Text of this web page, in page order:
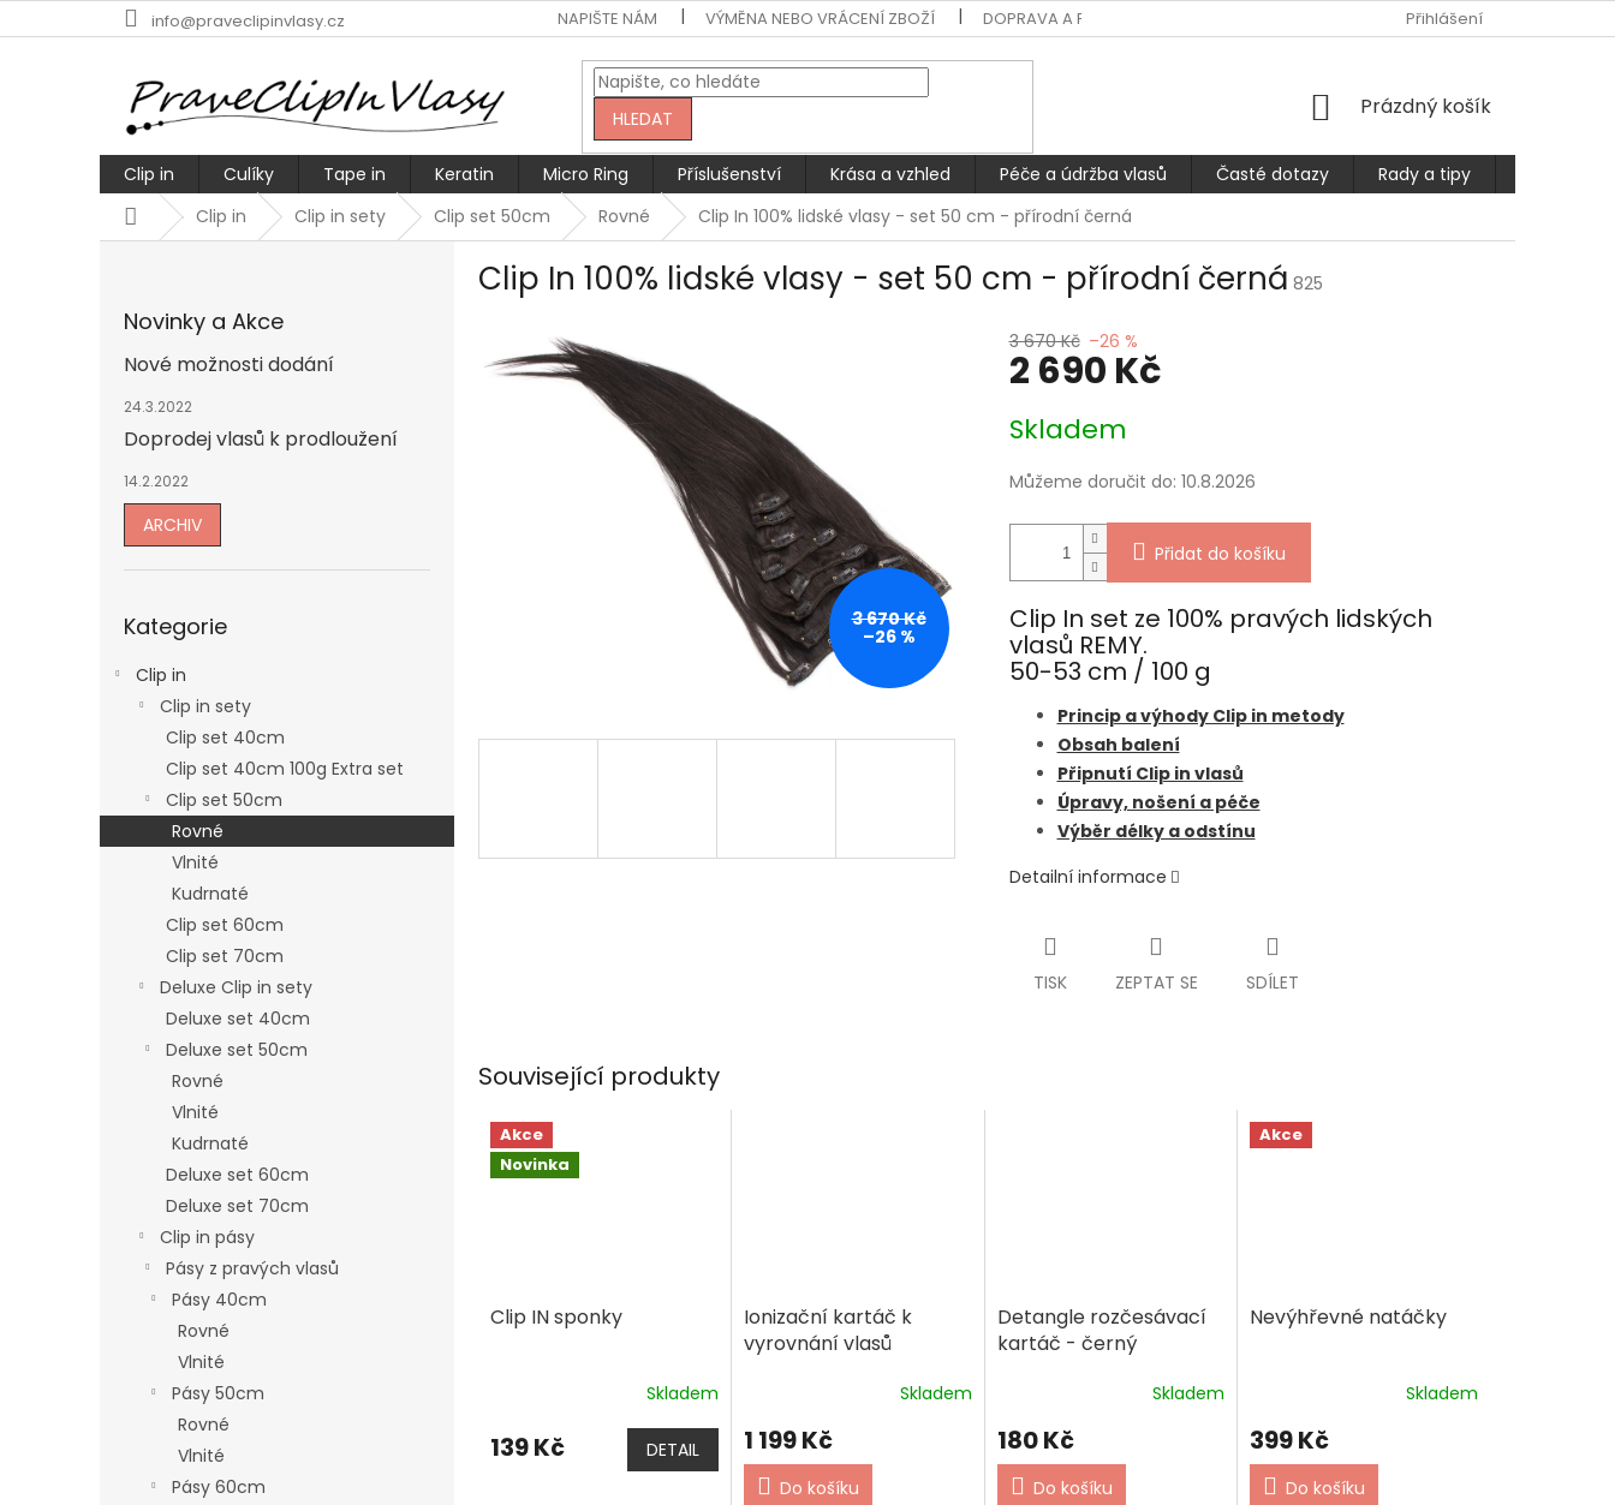
na
info@praveclipinvlasy.cz NAPIŠTE NÁM VÝMĚNA NEBO VRÁCENÍ ZBOŽÍ DOPRAVA A PLATBA OBCHODNÍ PODMÍNKY
Přihlášení
HLEDAT
NÁKUPNÍ
Prázdný košík
Clip in Culíky Tape in Keratin Micro Ring Příslušenství Krása a vzhled Péče a údržba vlasů Časté dotazy Rady a tipy
DomůClip in Clip in sety Clip set 50cm Rovné Clip In 100% lidské vlasy - set 50 cm - přírodní černá
Novinky a Akce
Nové možnosti dodání
24.3.2022
Doprodej vlasů k prodloužení
14.2.2022
ARCHIV
kategorie
Kategorie
Clip in
Clip in sety
Clip set 40cm
Clip set 40cm 100g Extra set
Clip set 50cm
Rovné
Vlnité
Kudrnaté
Clip set 60cm
Clip set 70cm
Deluxe Clip in sety
Deluxe set 40cm
Deluxe set 50cm
Rovné
Vlnité
Kudrnaté
Deluxe set 60cm
Deluxe set 70cm
Clip in pásy
Pásy z pravých vlasů
Pásy 40cm
Rovné
Vlnité
Pásy 50cm
Rovné
Vlnité
Pásy 60cm
Clip In 100% lidské vlasy - set 50 cm - přírodní černá 825
3 670 Kč
–26 %
3 670 Kč –26 %
2 690 Kč
cena:
Skladem
Můžeme doručit do: 10.8.2026
Přidat do košíku
Clip In set ze 100% pravých lidských
vlasů REMY.
50-53 cm / 100 g
Princip a výhody Clip in metody
Obsah balení
Připnutí Clip in vlasů
Úpravy, nošení a péče
Výběr délky a odstínu
Detailní informace
TISK ZEPTAT SE SDÍLET
Související produkty
Akce
Novinka
Clip IN sponky
Skladem
139 Kč DETAIL
Ionizační kartáč k
vyrovnání vlasů
Skladem
1 199 Kč
Do košíku
Detangle rozčesávací
kartáč - černý
Skladem
180 Kč
Do košíku
Akce
Nevýhřevné natáčky
Skladem
399 Kč
Do košíku